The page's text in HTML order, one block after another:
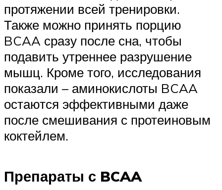
протяжении всей тренировки.
Также можно принять порцию
BCAA сразу после сна, чтобы
подавить утреннее разрушение
мышц. Кроме того, исследования
показали – аминокислоты BCAA
остаются эффективными даже
после смешивания с протеиновым
коктейлем.
Препараты с BCAA